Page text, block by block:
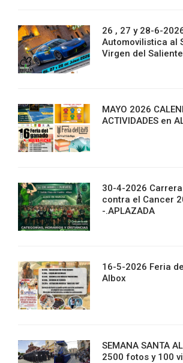
26 , 27 y 28-6-
Automovilistica al
Virgen del Saliente
MAYO 2026
ACTIVIDADES en
30-4-2026
contra el Cancer
-.APLAZADA
16-5-2026 Feria
Albox
SEMANA SANTA
2500 fotos y 100